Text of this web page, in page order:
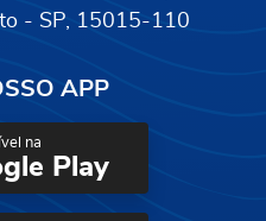
- SP, 15015-110
APP
na
Play